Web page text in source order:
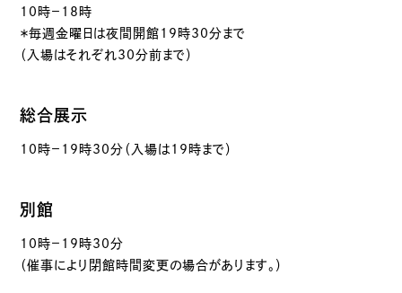
10時－18時
＊毎週金曜日は夜間開館19時30分まで
（入場はそれぞれ30分前まで）
総合展示
10時－19時30分（入場は19時まで）
別館
10時－19時30分
（催事により閉館時間変更の場合があります。）